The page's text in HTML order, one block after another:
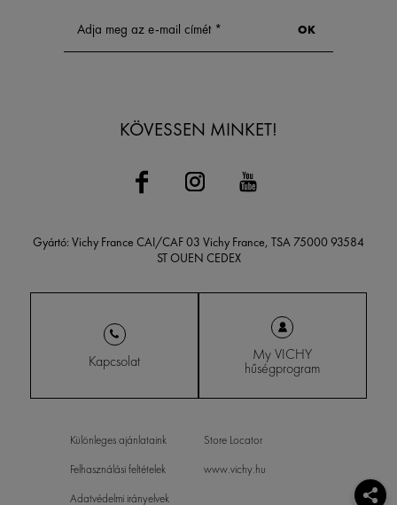
KÖVESSEN MINKET!
Gyártó: Vichy France CAI/CAF 03 Vichy France, TSA 75000 93584
ST OUEN CEDEX
Kapcsolat My VICHY
hűségprogram
Különleges ajánlataink
Felhasználási feltételek
Adatvédelmi irányelvek
Store Locator
www.vichy.hu